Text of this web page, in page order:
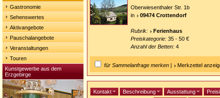
Gastronomie
Sehenswertes
Aktivangebote
Pauschalangebote
Veranstaltungen
Touren
Kunstgewerbe aus dem
Erzgebirge
Oberwiesenthaler Str. 1b
in
09474 Crottendorf
Rubrik:
Ferienhaus
Preiskategorie: 35 - 50 €
Anzahl der Betten: 4
für Sammelanfrage merken | Merkzettel
Kontakt Beschreibung Ausstattung